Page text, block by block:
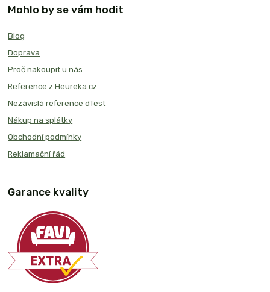
Mohlo by se vám hodit
Blog
Doprava
Proč nakoupit u nás
Reference z Heureka.cz
Nezávislá reference dTest
Nákup na splátky
Obchodní podmínky
Reklamační řád
Garance kvality